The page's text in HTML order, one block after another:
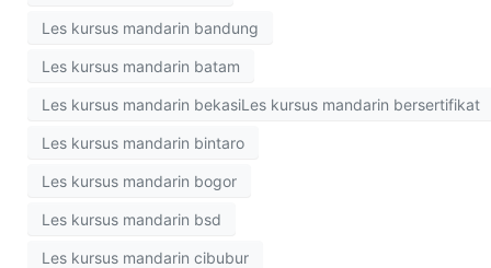
Les kursus mandarin bandung
Les kursus mandarin batam
Les kursus mandarin bekasiLes kursus mandarin bersertifikat
Les kursus mandarin bintaro
Les kursus mandarin bogor
Les kursus mandarin bsd
Les kursus mandarin cibubur